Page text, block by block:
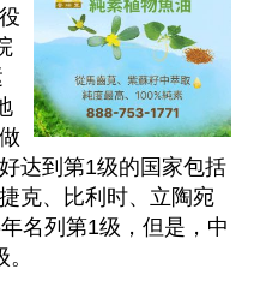
达到第1级的国家包括
克、比利时、立陶宛
名列第1级，但是，中